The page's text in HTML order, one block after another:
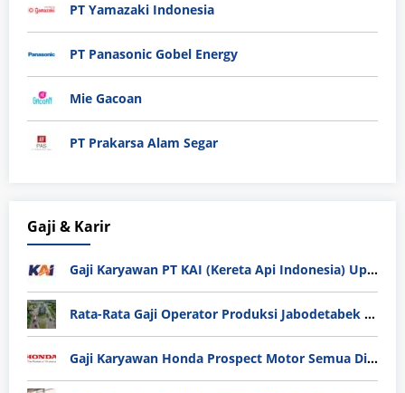
PT Yamazaki Indonesia
PT Panasonic Gobel Energy
Mie Gacoan
PT Prakarsa Alam Segar
Gaji & Karir
Gaji Karyawan PT KAI (Kereta Api Indonesia) Update 2025
Rata-Rata Gaji Operator Produksi Jabodetabek 2025: Bedah Tuntas UMK, Lemburan, dan Realita Hidup Buruh
Gaji Karyawan Honda Prospect Motor Semua Divisi